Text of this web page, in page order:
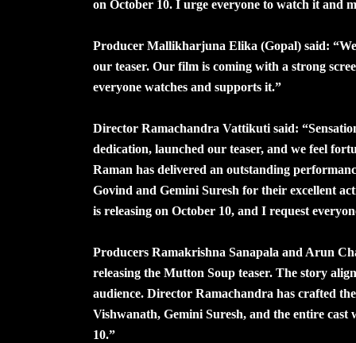
on October 10. I urge everyone to watch it and
Producer Mallikharjuna Elika (Gopal) said:
our teaser. Our film is coming with a strong
everyone watches and supports it.”
Director Ramachandra Vattikuti said:
dedication, launched our teaser, and we feel
Raman has delivered an outstanding
Govind and Gemini Suresh for their excellent
is releasing on October 10, and I request
Producers Ramakrishna Sanapala and Arun
releasing the Mutton Soup teaser. The story
audience. Director Ramachandra has crafted
Vishwanath, Gemini Suresh, and the entire
10.”